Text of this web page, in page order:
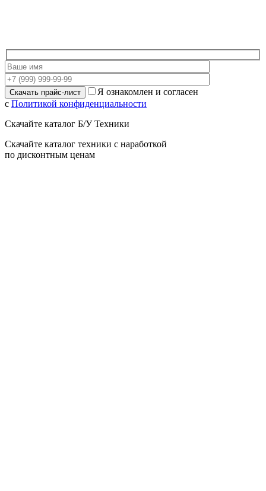
Я ознакомлен и согласен
с Политикой конфиденциальности
Скачайте каталог Б/У Техники
Скачайте каталог техники с наработкой
по дисконтным ценам